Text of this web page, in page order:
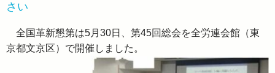
さい
全国革新懇第は5月30日、第45回総会を全労連会館（東
京都文京区）で開催しました。